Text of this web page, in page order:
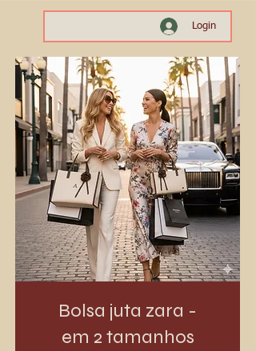
Login
Bolsa juta zara -
em 2 tamanhos